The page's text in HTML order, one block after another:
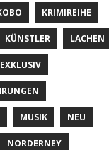
KRIMIREIHE
KÜNSTLER LACHEN
MUSIK NEU
NORDERNEY